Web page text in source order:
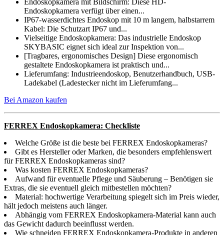
Endoskopkamera verfügt über einen...
IP67-wasserdichtes Endoskop mit 10 m langem, halbstarrem
Kabel: Die Schutzart IP67 und...
Vielseitige Endoskopkamera: Das industrielle Endoskop
SKYBASIC eignet sich ideal zur Inspektion von...
[Tragbares, ergonomisches Design] Diese ergonomisch
gestaltete Endoskopkamera ist praktisch und...
Lieferumfang: Industrieendoskop, Benutzerhandbuch, USB-
Ladekabel (Ladestecker nicht im Lieferumfang...
Bei Amazon kaufen
FERREX Endoskopkamera: Checkliste
Welche Größe ist die beste bei FERREX Endoskopkameras?
Gibt es Hersteller oder Marken, die besonders empfehlenswert
für FERREX Endoskopkameras sind?
Was kosten FERREX Endoskopkameras?
Aufwand für eventuelle Pflege und Säuberung – Benötigen sie
Extras, die sie eventuell gleich mitbestellen möchten?
Material: hochwertige Verarbeitung spiegelt sich im Preis wieder,
hält jedoch meistens auch länger.
Abhängig vom FERREX Endoskopkamera-Material kann auch
das Gewicht dadurch beeinflusst werden.
Wie schneiden FERREX Endoskopkamera-Produkte in anderen